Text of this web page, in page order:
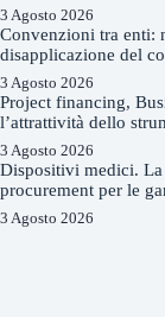
3 Agosto 2026
Convenzioni tra enti:
disapplicazione del
3 Agosto 2026
Project financing,
l’attrattività dello
3 Agosto 2026
Dispositivi medici. La
procurement per le
3 Agosto 2026